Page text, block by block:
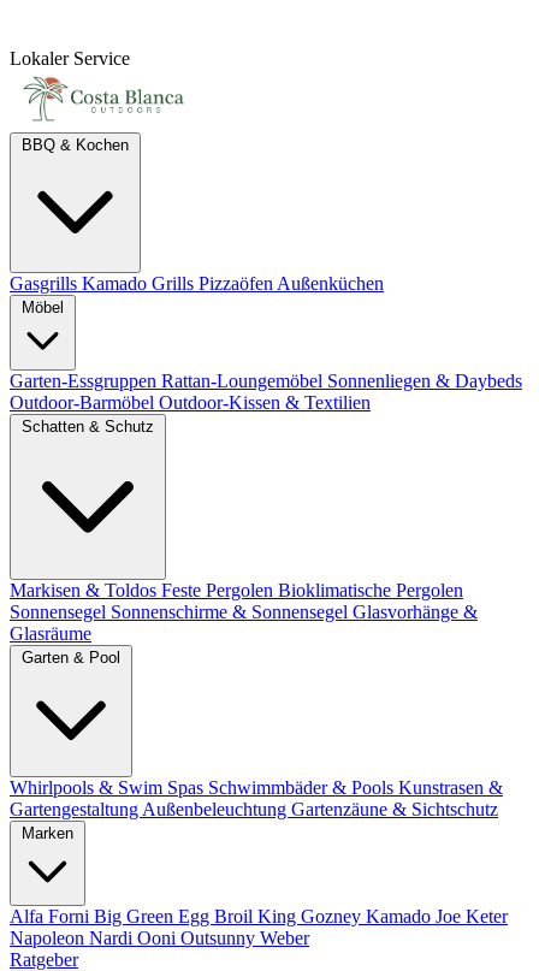
Lokaler Service
Gasgrills Kamado Grills Pizzaöfen Außenküchen
Garten-Essgruppen Rattan-Loungemöbel Sonnenliegen & Daybeds
Outdoor-Barmöbel Outdoor-Kissen & Textilien
Markisen & Toldos Feste Pergolen Bioklimatische Pergolen
Sonnensegel Sonnenschirme & Sonnensegel Glasvorhänge &
Glasräume
Whirlpools & Swim Spas Schwimmbäder & Pools Kunstrasen &
Gartengestaltung Außenbeleuchtung Gartenzäune & Sichtschutz
Alfa Forni Big Green Egg Broil King Gozney Kamado Joe Keter
Napoleon Nardi Ooni Outsunny Weber
Ratgeber